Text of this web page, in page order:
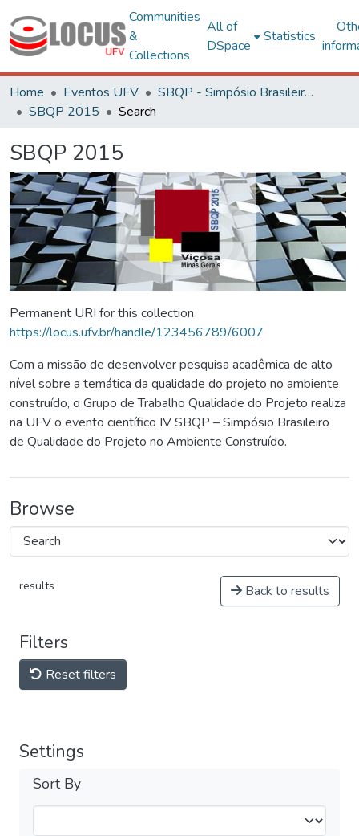
Communities
&
Collections
All of
DSpace
Statistics
Home Eventos UFV
SBQP - Simpósio Brasileiro de Qualidade do Projeto no Ambiente Construído
SBQP 2015
Search
SBQP 2015
Permanent URI for this collection
https://locus.ufv.br/handle/123456789/6007
Com a missão de desenvolver pesquisa acadêmica de alto
nível sobre a temática da qualidade do projeto no ambiente
construído, o Grupo de Trabalho Qualidade do Projeto realiza
na UFV o evento científico IV SBQP – Simpósio Brasileiro
de Qualidade do Projeto no Ambiente Construído.
Browse
results Back to results
Filters
Reset filters
Settings
Sort By